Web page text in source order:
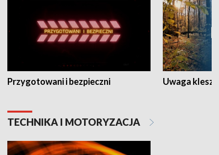
Przygotowani i bezpieczni Uwaga
TECHNIKA I MOTORYZACJA